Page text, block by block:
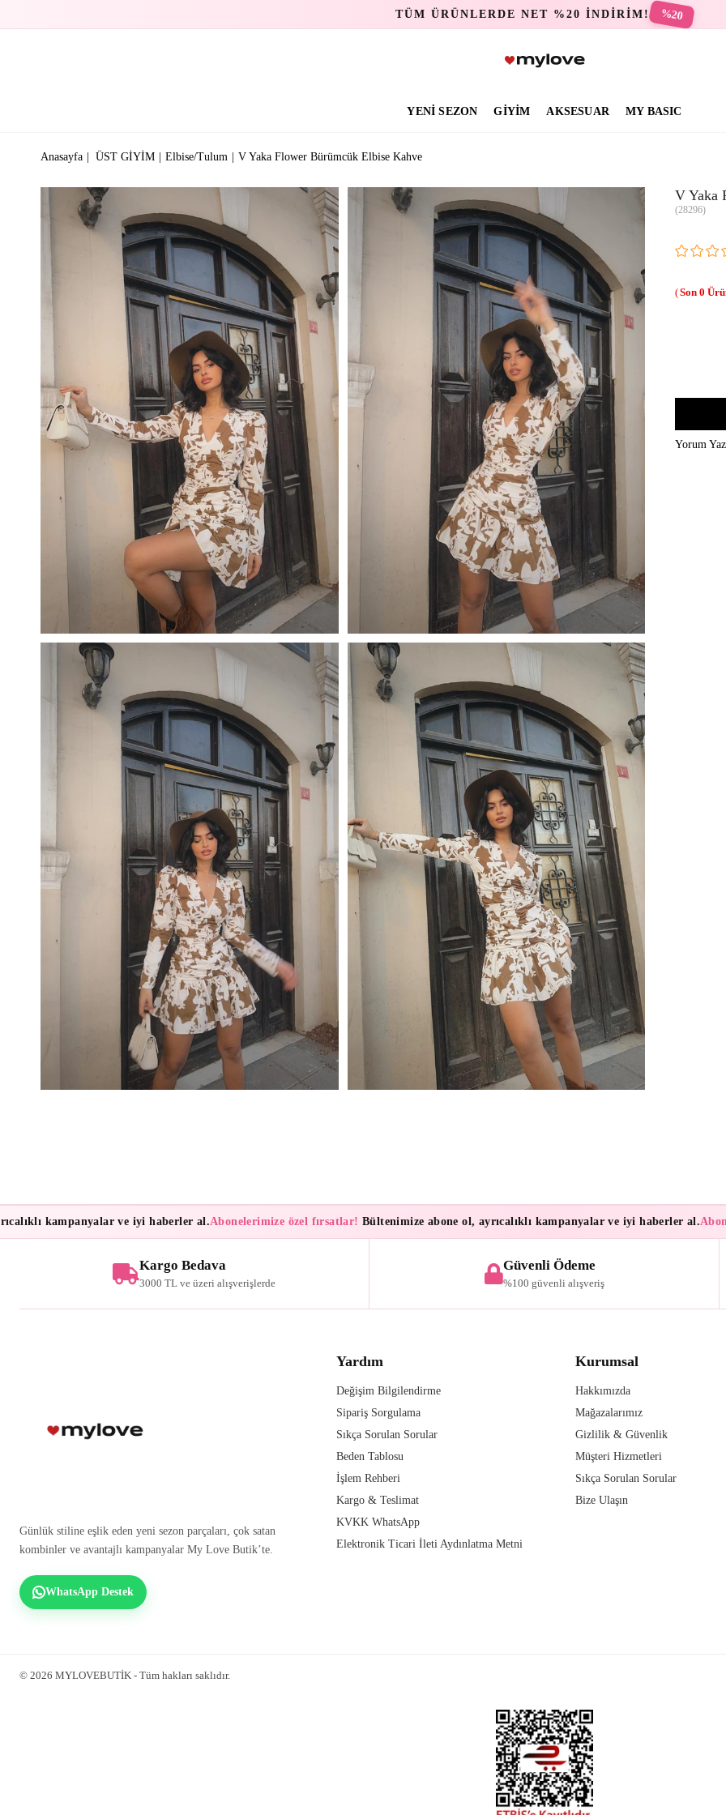
TÜM ÜRÜNLERDE NET %20 İNDİRİM! %20
YENİ SEZON GİYİM AKSESUAR MY BASIC
Anasayfa ÜST GİYİM Elbise/Tulum V Yaka Flower Bürümcük Elbise Kahve
V Yaka
(28296)
0
Yorum Yaz
kampanyalar ve iyi haberler al. Abonelerimize özel fırsatlar!Bültenimize abone ol, ayrıcalıklı kampanyalar ve iyi haberler al.
Kargo Bedava
3000 TL ve üzeri alışverişlerde
Güvenli Ödeme
%100 güvenli alışveriş
Günlük stiline eşlik eden yeni sezon parçaları, çok satan
kombinler ve avantajlı kampanyalar My Love Butik’te.
WhatsApp Destek
Yardım
Değişim Bilgilendirme
Sipariş Sorgulama
Sıkça Sorulan Sorular
Beden Tablosu
İşlem Rehberi
Kargo & Teslimat
KVKK WhatsApp
Elektronik Ticari İleti Aydınlatma Metni
Kurumsal
Hakkımızda
Mağazalarımız
Gizlilik & Güvenlik
Müşteri Hizmetleri
Sıkça Sorulan Sorular
Bize Ulaşın
© 2026 MYLOVEBUTİK - Tüm hakları saklıdır.